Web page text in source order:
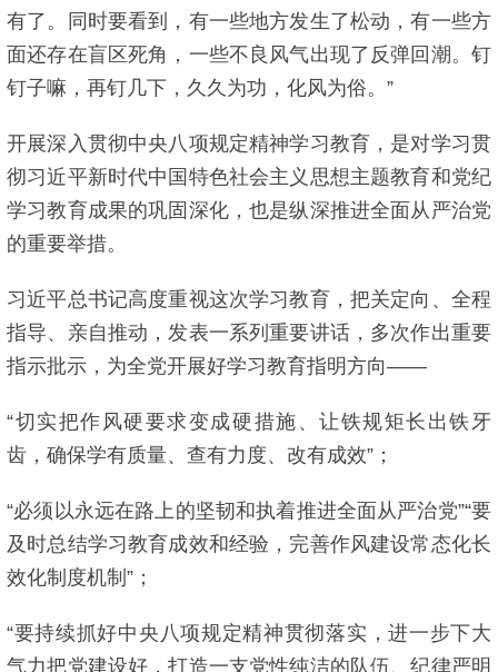
有了。同时要看到，有一些地方发生了松动，有一些方
面还存在盲区死角，一些不良风气出现了反弹回潮。钉
钉子嘛，再钉几下，久久为功，化风为俗。”
开展深入贯彻中央八项规定精神学习教育，是对学习贯
彻习近平新时代中国特色社会主义思想主题教育和党纪
学习教育成果的巩固深化，也是纵深推进全面从严治党
的重要举措。
习近平总书记高度重视这次学习教育，把关定向、全程
指导、亲自推动，发表一系列重要讲话，多次作出重要
指示批示，为全党开展好学习教育指明方向——
“切实把作风硬要求变成硬措施、让铁规矩长出铁牙
齿，确保学有质量、查有力度、改有成效”；
“必须以永远在路上的坚韧和执着推进全面从严治党”“要
及时总结学习教育成效和经验，完善作风建设常态化长
效化制度机制”；
“要持续抓好中央八项规定精神贯彻落实，进一步下大
气力把党建设好，打造一支党性纯洁的队伍、纪律严明